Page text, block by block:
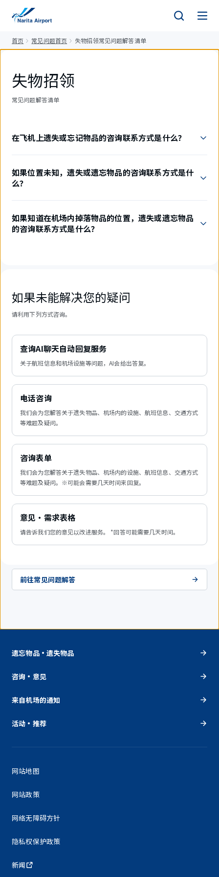
首页 常见问题首页 失物招领常见问题解答清单
失物招领
常见问题解答清单
在飞机上遗失或忘记物品的咨询联系方式是什么？
如果位置未知，遗失或遗忘物品的咨询联系方式是什
么？
如果知道在机场内掉落物品的位置，遗失或遗忘物品
的咨询联系方式是什么？
如果未能解决您的疑问
请利用下列方式咨询。
查询AI聊天自动回复服务
关于航班信息和机场设施等问题，AI会给出答复。
电话咨询
我们会为您解答关于遗失物品、机场内的设施、航班信息、交通方式
等难题及疑问。
咨询表单
我们会为您解答关于遗失物品、机场内的设施、航班信息、交通方式
等难题及疑问。※可能会需要几天时间来回复。
意见・需求表格
请告诉我们您的意见以改进服务。 *回答可能需要几天时间。
前往常见问题解答
遗忘物品・遗失物品
咨询・意见
来自机场的通知
活动・推荐
网站地图
网站政策
网络无障碍方针
隐私权保护政策
新闻